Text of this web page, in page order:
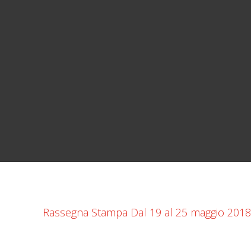
Rassegna Stampa Dal 19 al 25 maggio 2018